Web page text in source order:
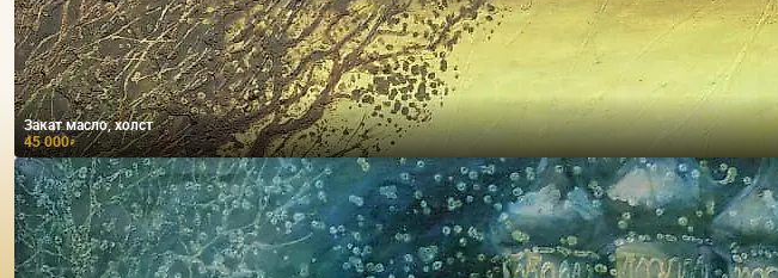
Закат масло, холст
45 000₽